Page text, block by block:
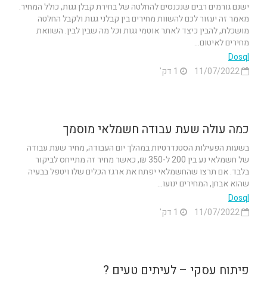
ישנם גורמים רבים שנכנסים להחלטה של בחירת קבלן גגות, כולל המחיר.
מאמר זה יעזור לכם להשוות מחירים בין קבלני גגות ולקבל החלטה
מושכלת, להבין כיצד לאתר אוטמי גגות וכל מה שבין לבין. השוואת
מחירים לאיטום...
Dosql
כמה עולה שעת עבודה חשמלאי מוסמך
בשעות הפעילות הסטנדרטיות במהלך יום העבודה, מחיר שעת עבודה
של חשמלאי נע בין 200 ל-350 ₪, כאשר מחיר זה מתייחס לביקור
בלבד. אם תרצו שהחשמלאי יפתח את ארגז הכלים שלו ויטפל בבעיה
שהוא אבחן, המחירים ינועו...
Dosql
פיתוח עסקי – לעיתים טעים ?